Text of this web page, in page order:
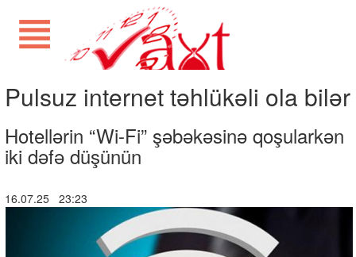
Pulsuz internet təhlükəli ola bilər
Hotellərin “Wi-Fi” şəbəkəsinə qoşularkən
iki dəfə düşünün
16.07.25 23:23